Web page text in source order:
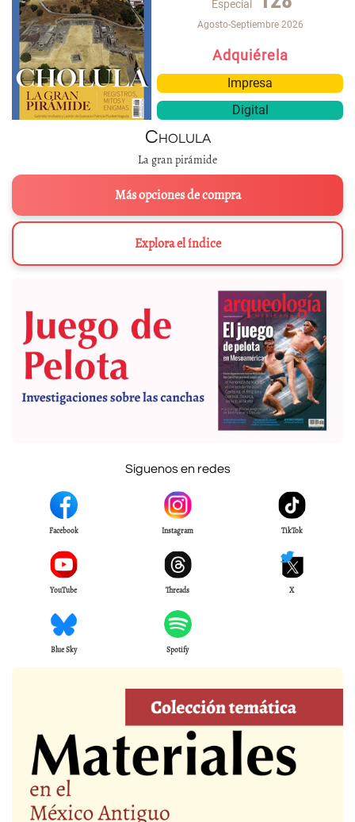
Especial
Agosto-Septiembre 2026
Adquiérela
Impresa
Digital
Cholula
La gran pirámide
Más opciones de compra
Explora el índice
Síguenos en redes
Facebook Instagram TikTok
YouTube Threads X
Blue Sky Spotify